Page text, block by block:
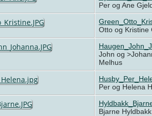
Per og Ane
Otto og
John og
Melhus
Per og Helena
Bjarne